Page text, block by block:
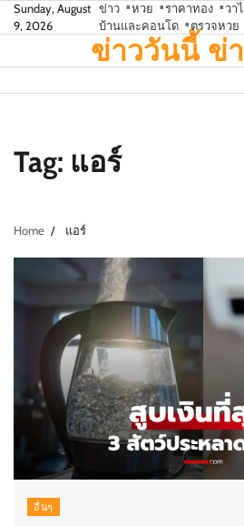
Skip
to
Sunday, August
9, 2026
ข่าว หวย ราคาทอง วา
บ้านและคอนโด
ตรวจหวย
ข่าววันนี้ ข่
Tag: แอร์
Home แอร์
อื่นๆ